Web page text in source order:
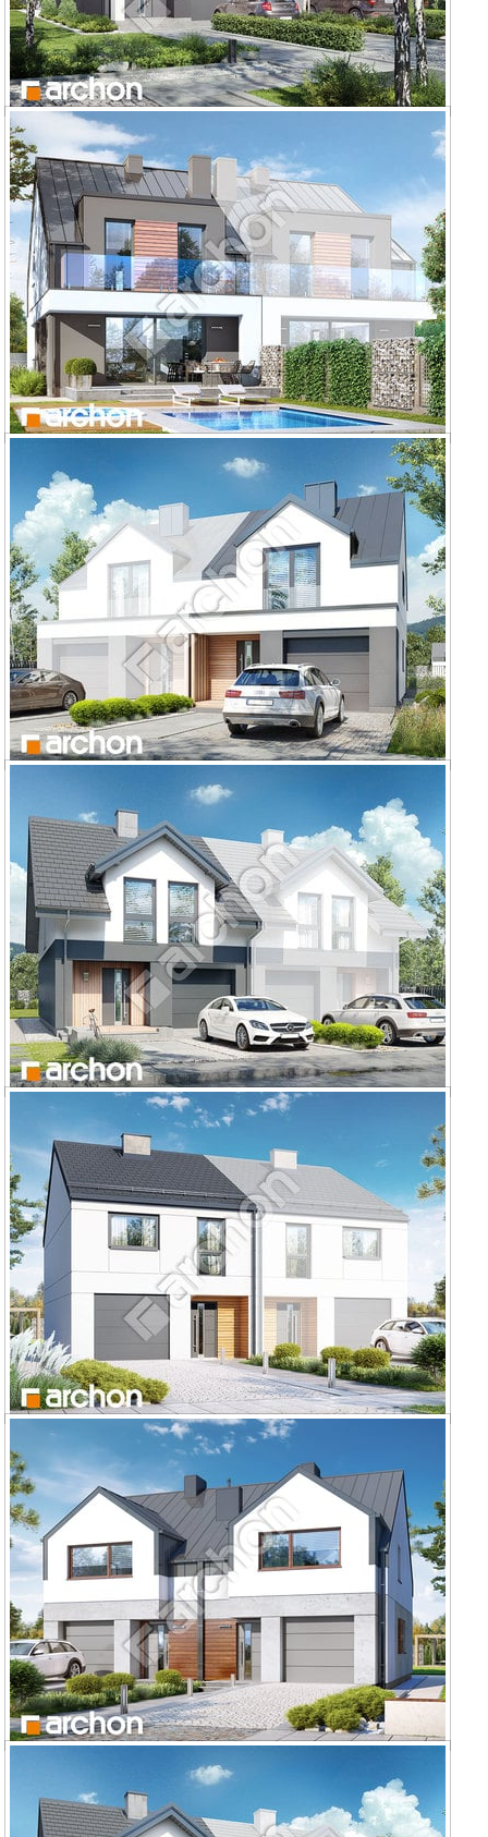
Dom pod miłorzębem 7 (GBNA)
Dom pod miłorzębem 17 (GB)
Dom pod miłorzębem 18 (GB)
Dom pod miłorzębem 19 (GB)
Dom pod miłorzębem 15 (GB)
Dom pod miłorzębem 16 (GR2)